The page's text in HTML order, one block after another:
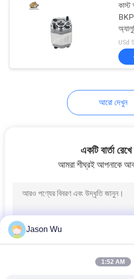
জলবাহী চার্জ পাম্প
জলবাহী পাম্প
কাস্ট
USd
আরো দেখুন
একটি বার্তা
আমরা শীঘ্রই আপনাকে
Jason Wu
1:52 AM